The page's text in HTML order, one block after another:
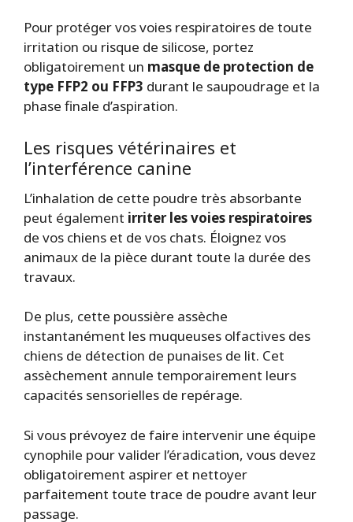
Pour protéger vos voies respiratoires de toute
irritation ou risque de silicose, portez
obligatoirement un masque de protection de
type FFP2 ou FFP3 durant le saupoudrage et la
phase finale d’aspiration.
Les risques vétérinaires et
l’interférence canine
L’inhalation de cette poudre très absorbante
peut également irriter les voies respiratoires
de vos chiens et de vos chats. Éloignez vos
animaux de la pièce durant toute la durée des
travaux.
De plus, cette poussière assèche
instantanément les muqueuses olfactives des
chiens de détection de punaises de lit. Cet
assèchement annule temporairement leurs
capacités sensorielles de repérage.
Si vous prévoyez de faire intervenir une équipe
cynophile pour valider l’éradication, vous devez
obligatoirement aspirer et nettoyer
parfaitement toute trace de poudre avant leur
passage.